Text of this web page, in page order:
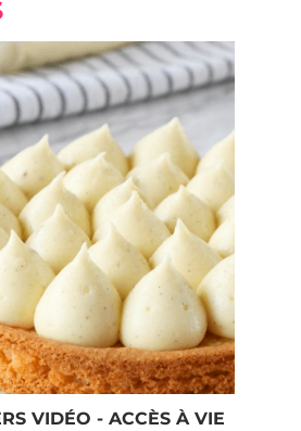
VIDÉO - ACCÈS À VIE